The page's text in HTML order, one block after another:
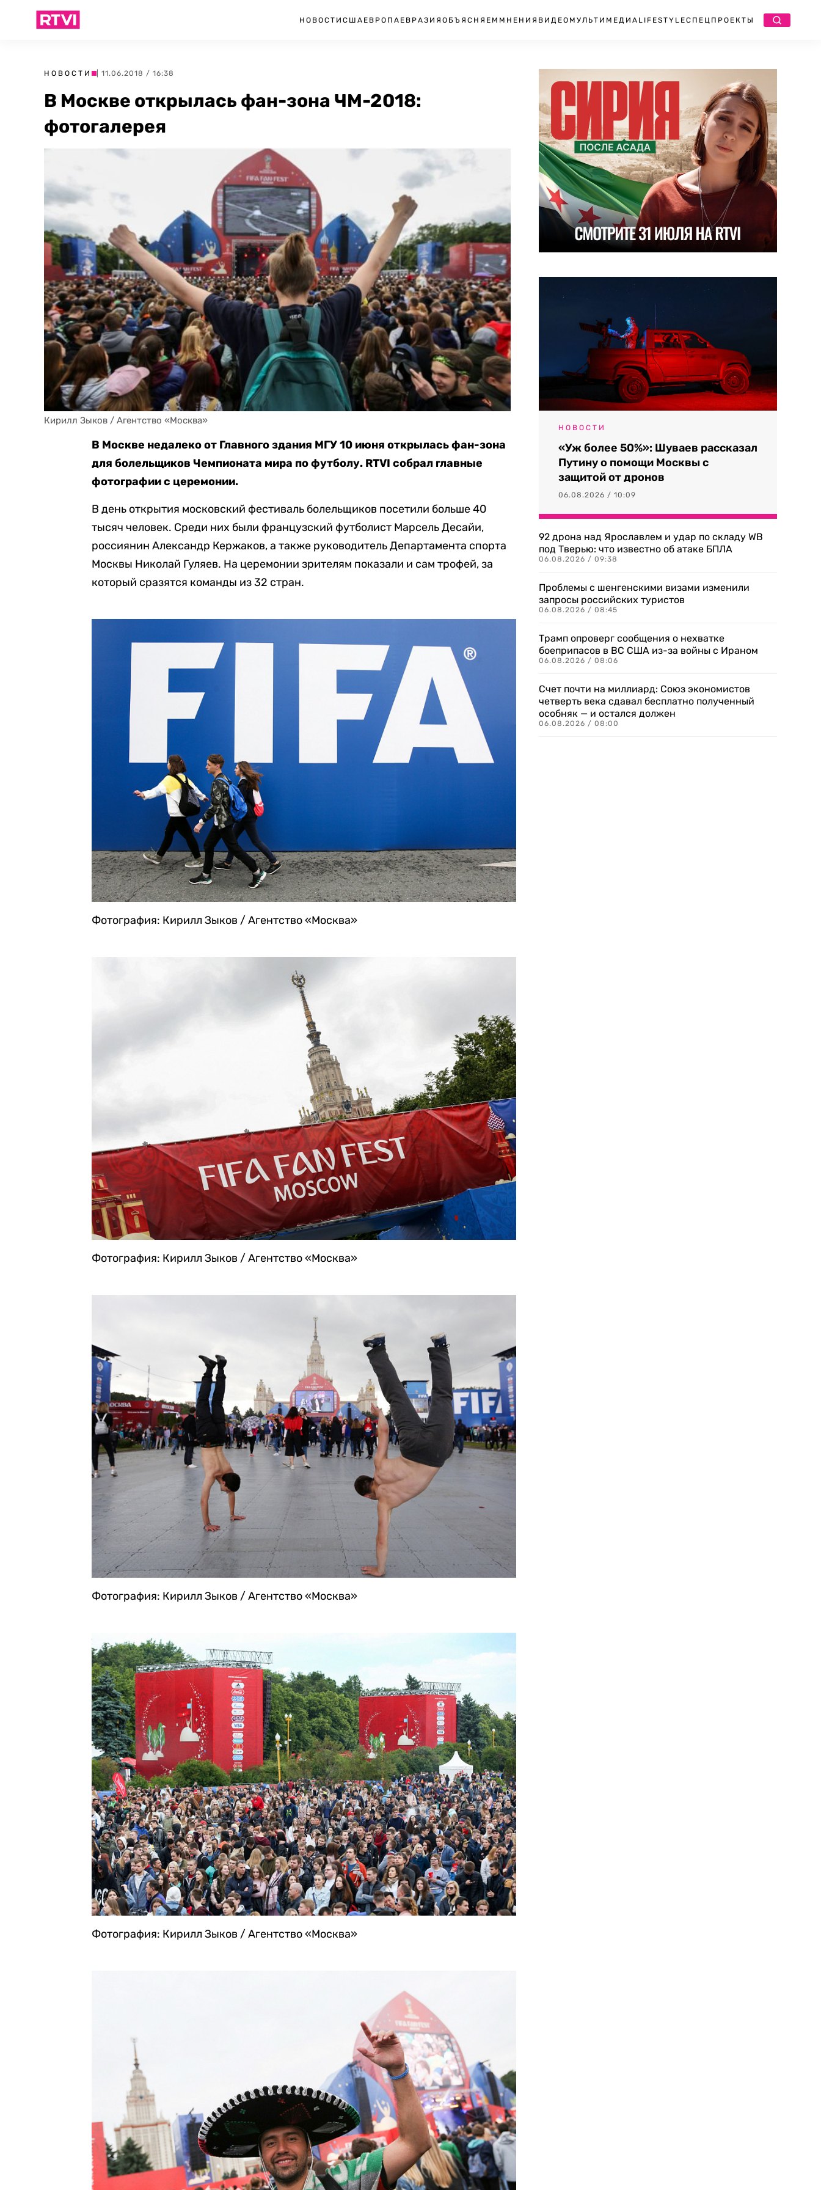
НОВОСТИ США ЕВРОПА ЕВРАЗИЯ ОБЪЯСНЯЕМ МНЕНИЯ ВИДЕО МУЛЬТИМЕДИА LIFESTYLEСПЕЦПРОЕКТЫ
НОВОСТИ | 11.06.2018 / 16:38
В Москве открылась фан-зона ЧМ-2018:
фотогалерея
Кирилл Зыков / Агентство «Москва»
В Москве недалеко от Главного здания МГУ 10 июня открылась фан-зона
для болельщиков Чемпионата мира по футболу. RTVI собрал главные
фотографии с церемонии.
В день открытия московский фестиваль болельщиков посетили больше 40
тысяч человек. Среди них были французский футболист Марсель Десайи,
россиянин Александр Кержаков, а также руководитель Департамента спорта
Москвы Николай Гуляев. На церемонии зрителям показали и сам трофей, за
который сразятся команды из 32 стран.
Фотография: Кирилл Зыков / Агентство «Москва»
Фотография: Кирилл Зыков / Агентство «Москва»
Фотография: Кирилл Зыков / Агентство «Москва»
Фотография: Кирилл Зыков / Агентство «Москва»
НОВОСТИ
«Уж более 50%»: Шуваев рассказал
Путину о помощи Москвы с
защитой от дронов
06.08.2026 / 10:09
92 дрона над Ярославлем и удар по складу WB
под Тверью: что известно об атаке БПЛА
06.08.2026 / 09:38
Проблемы с шенгенскими визами изменили
запросы российских туристов
06.08.2026 / 08:45
Трамп опроверг сообщения о нехватке
боеприпасов в ВС США из-за войны с Ираном
06.08.2026 / 08:06
Счет почти на миллиард: Союз экономистов
четверть века сдавал бесплатно полученный
особняк — и остался должен
06.08.2026 / 08:00